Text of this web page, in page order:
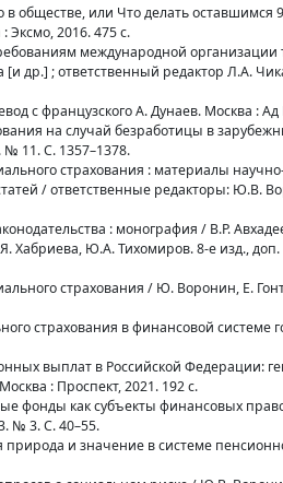
обществе, или Что делать оставшимся
Эксмо, 2016. 475 с.
международной
др.] ; ответственный редактор Л.А.
с французского А. Дунаев. Москва :
на случай безработицы в
11. С. 1357–1378.
страхования : материалы
/ ответственные редакторы: Ю.В.
: монография / В.Р.
Хабриева, Ю.А. Тихомиров. 8-е изд.,
страхования / Ю. Воронин, Е.
страхования в финансовой системе
выплат в Российской Федерации:
: Проспект, 2021. 192 с.
фонды как субъекты финансовых
№ 3. С. 40–55.
и значение в системе